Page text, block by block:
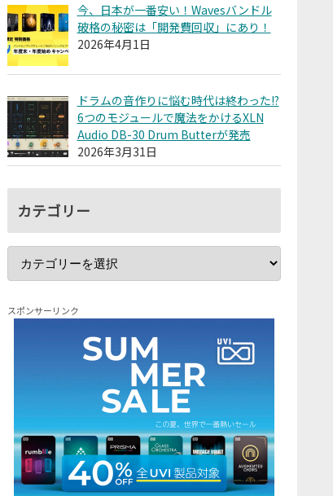
今、日本が一番安い！Wavesバンドル
破格の秘密は「開発費回収」にあり！
2026年4月1日
ドラムの音作りに悩む時代は終わった!?
6つのモジュールで魔法をかけるXLN
Audio DB-30 Drum Butterが発売
2026年3月31日
カテゴリー
スポンサーリンク